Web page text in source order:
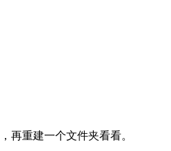
再重建一个文件夹看看。